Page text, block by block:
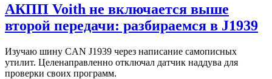
АКПП Voith не включается выше
второй передачи: разбираемся в J1939
Изучаю шину CAN J1939 через написание самописных
утилит. Целенаправленно отключал датчик наддува для
проверки своих программ.